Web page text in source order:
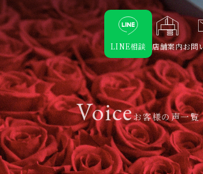
LINE相談 店舗案内お問
Voiceお客様の声一覧